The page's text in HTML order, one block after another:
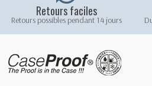
Retours faciles
Retours possibles pendant 14 jours